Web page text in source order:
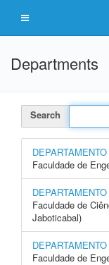
Departments
Search
Faculdade de
Faculdade de
Jaboticabal)
Faculdade de